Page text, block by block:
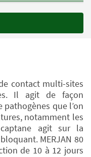
contact multi-sites
Il agit de façon
que l’on
notamment les
agit sur la
MERJAN 80
de 10 à 12 jours